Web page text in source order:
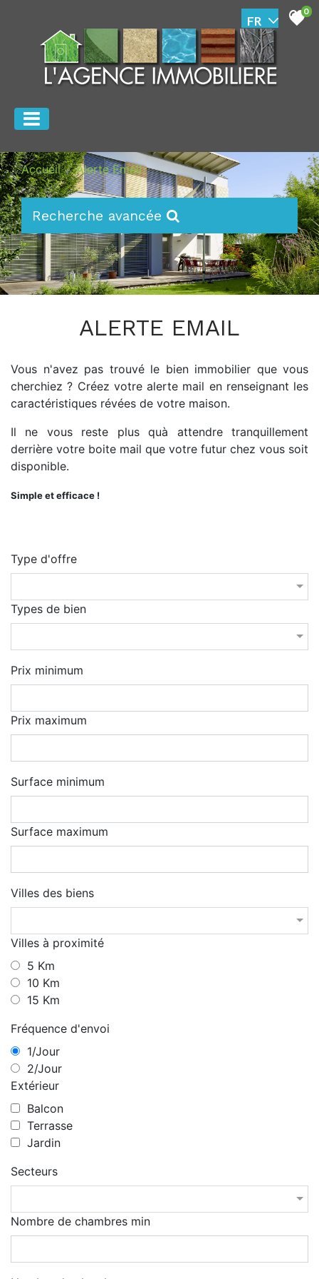
0
Accueil Alerte Email
Recherche avancée
ALERTE EMAIL
Vous n'avez pas trouvé le bien immobilier que vous
cherchiez ? Créez votre alerte mail en renseignant les
caractéristiques révées de votre maison.
Il ne vous reste plus quà attendre tranquillement
derrière votre boite mail que votre futur chez vous soit
disponible.
Simple et efficace !
Type d'offre
Types de bien
Prix minimum
Prix maximum
Surface minimum
Surface maximum
Villes des biens
Villes à proximité
5 Km
10 Km
15 Km
Fréquence d'envoi
1/Jour
2/Jour
Extérieur
Balcon
Terrasse
Jardin
Secteurs
Nombre de chambres min